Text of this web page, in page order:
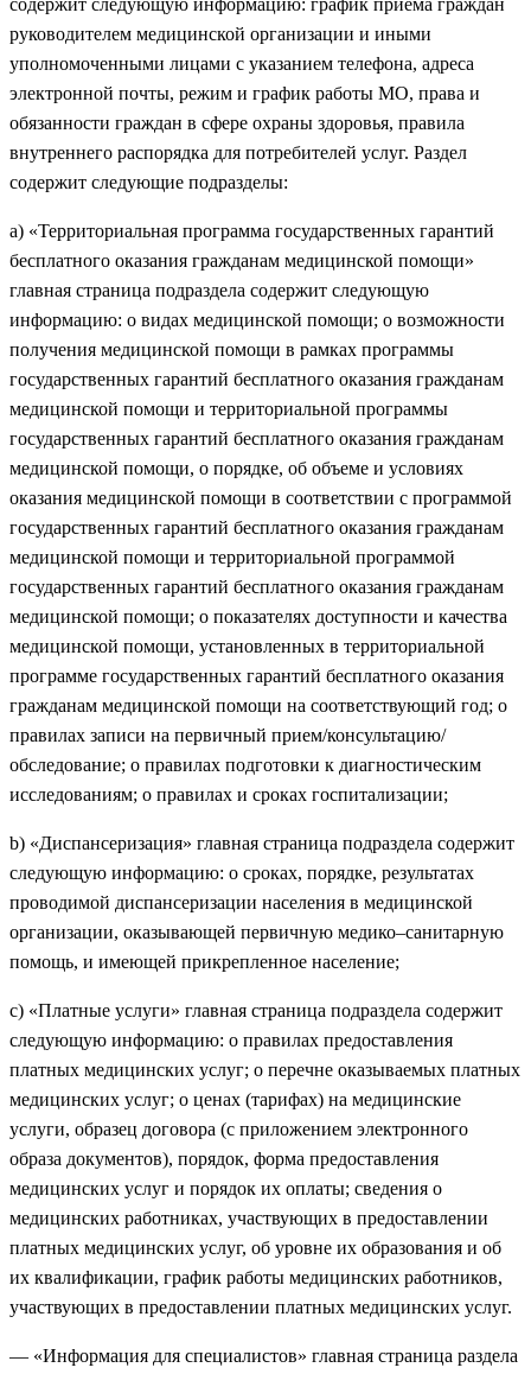
содержит следующую информацию: график приема граждан
руководителем медицинской организации и иными
уполномоченными лицами с указанием телефона, адреса
электронной почты, режим и график работы МО, права и
обязанности граждан в сфере охраны здоровья, правила
внутреннего распорядка для потребителей услуг. Раздел
содержит следующие подразделы:
a) «Территориальная программа государственных гарантий
бесплатного оказания гражданам медицинской помощи»
главная страница подраздела содержит следующую
информацию: о видах медицинской помощи; о возможности
получения медицинской помощи в рамках программы
государственных гарантий бесплатного оказания гражданам
медицинской помощи и территориальной программы
государственных гарантий бесплатного оказания гражданам
медицинской помощи, о порядке, об объеме и условиях
оказания медицинской помощи в соответствии с программой
государственных гарантий бесплатного оказания гражданам
медицинской помощи и территориальной программой
государственных гарантий бесплатного оказания гражданам
медицинской помощи; о показателях доступности и качества
медицинской помощи, установленных в территориальной
программе государственных гарантий бесплатного оказания
гражданам медицинской помощи на соответствующий год; о
правилах записи на первичный прием/консультацию/
обследование; о правилах подготовки к диагностическим
исследованиям; о правилах и сроках госпитализации;
b) «Диспансеризация» главная страница подраздела содержит
следующую информацию: о сроках, порядке, результатах
проводимой диспансеризации населения в медицинской
организации, оказывающей первичную медико–санитарную
помощь, и имеющей прикрепленное население;
c) «Платные услуги» главная страница подраздела содержит
следующую информацию: о правилах предоставления
платных медицинских услуг; о перечне оказываемых платных
медицинских услуг; о ценах (тарифах) на медицинские
услуги, образец договора (с приложением электронного
образа документов), порядок, форма предоставления
медицинских услуг и порядок их оплаты; сведения о
медицинских работниках, участвующих в предоставлении
платных медицинских услуг, об уровне их образования и об
их квалификации, график работы медицинских работников,
участвующих в предоставлении платных медицинских услуг.
— «Информация для специалистов» главная страница раздела